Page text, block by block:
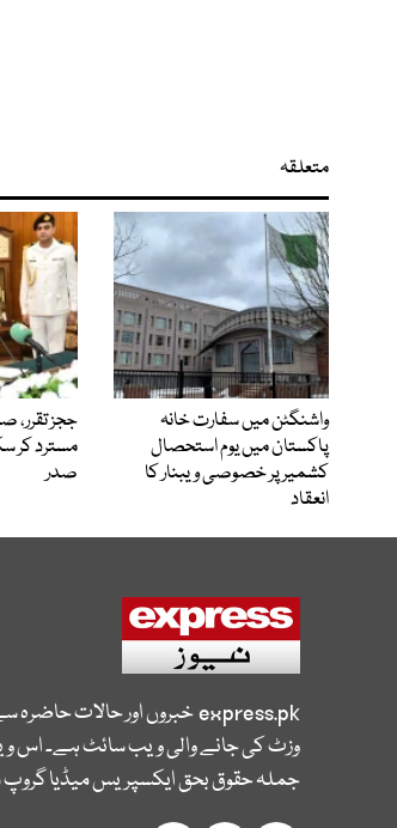
متعلقہ
واشنگٹن میں سفارت خانہ
پاکستان میں یوم استحصال
کشمیر پر خصوصی ویبنار کا
انعقاد
ججز تقرر،
مسترد کر
صدر
express.pkخبروں اور حالات
وزٹ کی جانے والی ویب سائٹ ہے۔ اس
جملہ حقوق بحق ایکسپریس میڈیا